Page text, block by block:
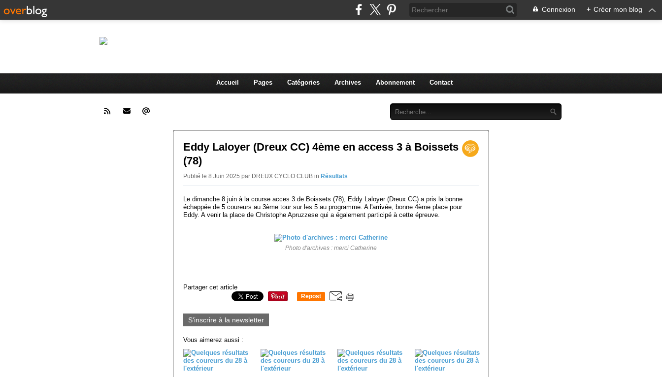
Connexion + Créer mon blog
Accueil Pages Catégories Archives Abonnement Contact
Eddy Laloyer (Dreux CC) 4ème en access 3 à Boissets
(78)
Publié le 8 Juin 2025 par DREUX CYCLO CLUB in Résultats
Le dimanche 8 juin à la course acces 3 de Boissets (78), Eddy Laloyer (Dreux CC) a pris la bonne
échappée de 5 coureurs au 3ème tour sur les 5 au programme. A l'arrivée, bonne 4ème place pour
Eddy. A venir la place de Christophe Apruzzese qui a également participé à cette épreuve.
Photo d'archives : merci Catherine
Partager cet article
Repost
S'inscrire à la newsletter
Vous aimerez aussi :